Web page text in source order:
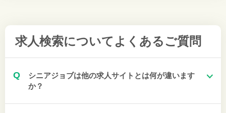
求人検索について よくあるご質問
Q
シニアジョブは他の求人サイトとは何が違います
か？